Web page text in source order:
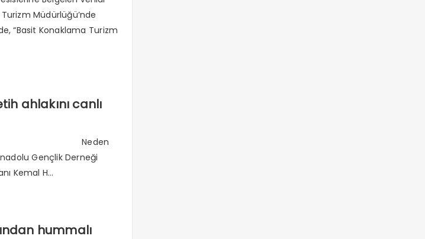
Müdürlüğü’nde
“Basit Konaklama Turizm
ahlakını canlı
Gençlik Derneği
Kemal H...
hummalı